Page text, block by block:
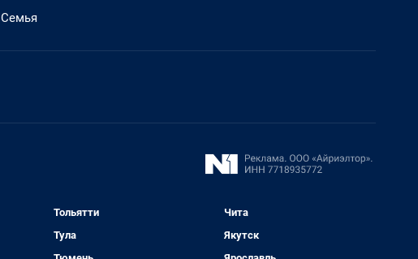
Семья
Тольятти
Тула
Чита
Якутск